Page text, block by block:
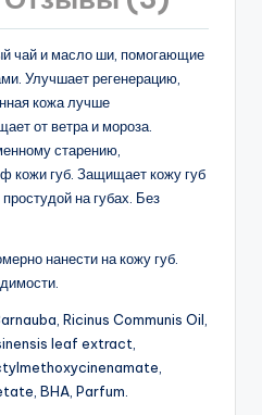
чай и масло ши, помогающие
Улучшает регенерацию,
кожа лучше
от ветра и мороза.
старению,
кожи губ. Защищает кожу губ
на губах. Без
нанести на кожу губ.
Ricinus Communis Oil,
leaf extract,
BHA, Parfum.